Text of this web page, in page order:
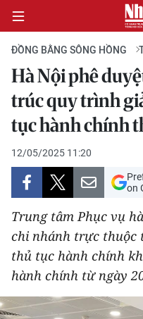
CHÍNH TRỊ
KINH TẾ
VĂN HÓA
XÃ HỘI
PHÁP LUẬT
DU LỊCH
THẾ GIỚI
ĐỒNG BẰNG SÔNG HỒNG
Hà Nội phê
trúc quy trình
tục hành chính
12/05/2025 11:20
on
Trung tâm Phục vụ
chi nhánh trực thuộc
thủ tục hành chính
hành chính từ ngày